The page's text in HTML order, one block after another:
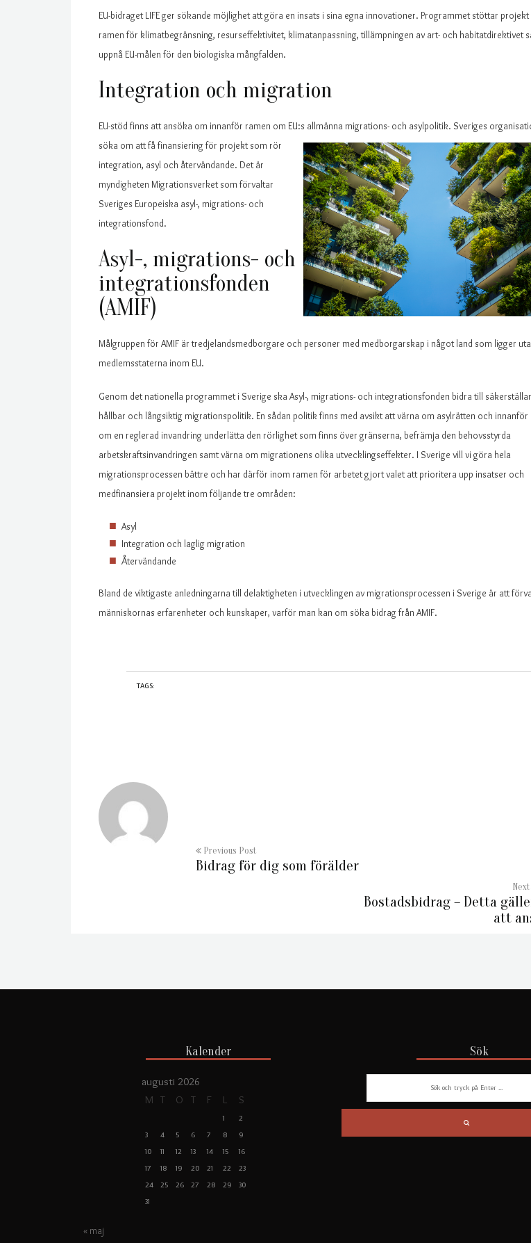
EU-bidraget LIFE ger sökande möjlighet att göra en insats i sina egna innovationer. Programmet stöttar
ramen för klimatbegränsning, resurseffektivitet, klimatanpassning, tillämpningen av art- och habitatdirektivet
uppnå EU-målen för den biologiska mångfalden.
Integration och migration
EU-stöd finns att ansöka om innanför ramen om EU:s allmänna migrations- och asylpo litik. Sveriges
söka om att få finansiering för projekt som rör
integration, asyl och återvändande. Det är
myndigheten Migrationsverket som förvaltar
Sveriges Europeiska asyl-, migrations- och
integrationsfond.
Asyl-, migrations- och
integrationsfonden
(AMIF)
Målgruppen för AMIF är tredjelandsmedborgare och personer med medborgarskap i något land som ligger
medlemsstaterna inom EU.
Genom det nationella programmet i Sverige ska Asyl-, migrations- och integrationsfonden bidra till
hållbar och långsiktig migrationspolitik. En sådan politik finns med avsikt att värna om asylrätten och innanför
om en reglerad invandring underlätta den rörlighet som finns över gränserna, befrämja den behovsstyrda
arbetskraftsinvandringen samt värna om migrationens olika utvecklingseffekter. I Sverige vill vi göra hela
migrationsprocessen bättre och har därför inom ramen för arbetet gjort valet att prioritera upp insatser och
medfinansiera projekt inom följande tre områden:
Asyl
Integration och laglig migration
Återvändande
Bland de viktigaste anledningarna till delaktigheten i utvecklingen av migrationsprocessen i Sverige är att
människornas erfarenheter och kunskaper, varför man kan om söka bidrag från AMIF.
TAGS:
Previous Post
Bidrag för dig som förälder
Bostadsbidrag – Detta
att
Kalender
augusti 2026
M T O T F L S
1
2
3
4 5 6 7 8
9
10
11 12 13 14 15
16
17
18 19 20 21 22
23
24
25 26 27 28 29
30
31
« maj
Sök